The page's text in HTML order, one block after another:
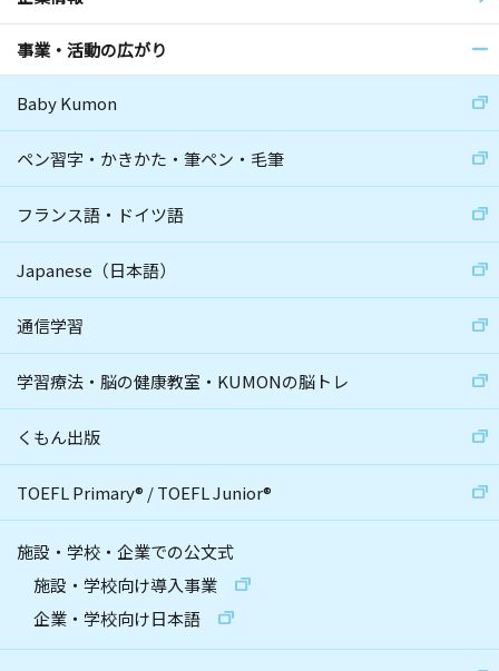
事業・活動の広がり
Baby Kumon
ペン習字・かきかた・筆ペン・毛筆
フランス語・ドイツ語
Japanese（日本語）
通信学習
学習療法・脳の健康教室・KUMONの脳トレ
くもん出版
TOEFL Primary® /TOEFL Junior®
施設・学校・企業での公文式
施設・学校向け導入事業
企業・学校向け日本語